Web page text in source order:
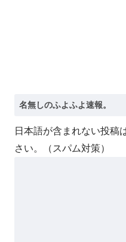
日本語が含まれない投稿
さい。（スパム対策）